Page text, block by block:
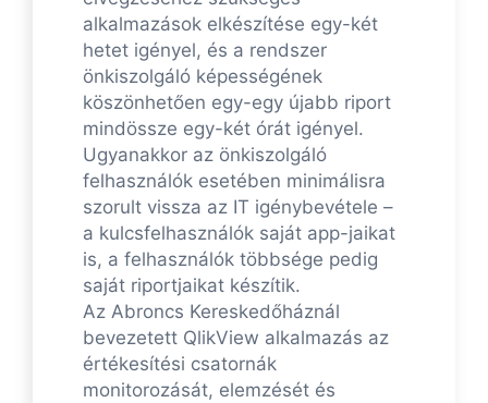
alkalmazások elkészítése egy-két
hetet igényel, és a rendszer
önkiszolgáló képességének
köszönhetően egy-egy újabb riport
mindössze egy-két órát igényel.
Ugyanakkor az önkiszolgáló
felhasználók esetében minimálisra
szorult vissza az IT igénybevétele –
a kulcsfelhasználók saját app-jaikat
is, a felhasználók többsége pedig
saját riportjaikat készítik.
Az Abroncs Kereskedőháznál
bevezetett QlikView alkalmazás az
értékesítési csatornák
monitorozását, elemzését és